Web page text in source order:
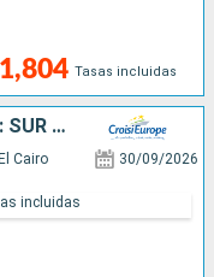
Tasas incluidas
LE CAIRE & CROISIÈRE SUR LE NIL : SUR LA TERRE DES PHARAONS
El Cairo 30/09/2026
incluidas